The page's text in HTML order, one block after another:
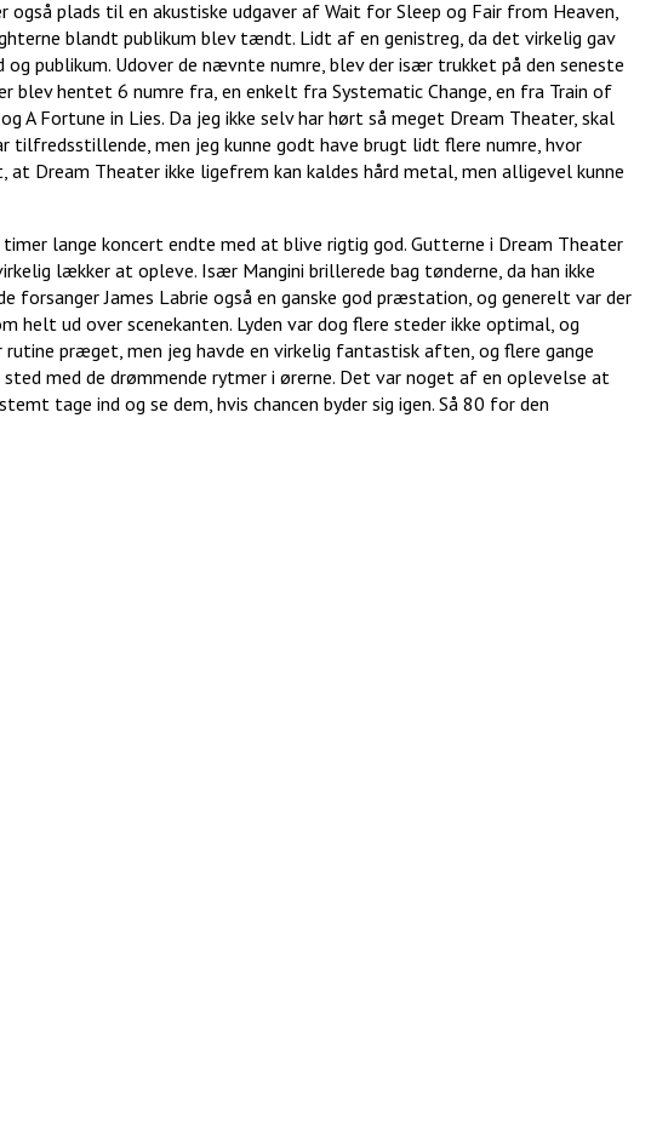
plads til en akustiske udgaver af Wait for Sleep og Fair from Heaven,
blandt publikum blev tændt. Lidt af en genistreg, da det virkelig gav
publikum. Udover de nævnte numre, blev der især trukket på den seneste
blev hentet 6 numre fra, en enkelt fra Systematic Change, en fra Train of
Fortune in Lies. Da jeg ikke selv har hørt så meget Dream Theater, skal
tilfredsstillende, men jeg kunne godt have brugt lidt flere numre, hvor
Dream Theater ikke ligefrem kan kaldes hård metal, men alligevel kunne
lange koncert endte med at blive rigtig god. Gutterne i Dream Theater
lækker at opleve. Især Mangini brillerede bag tønderne, da han ikke
forsanger James Labrie også en ganske god præstation, og generelt var der
helt ud over scenekanten. Lyden var dog flere steder ikke optimal, og
præget, men jeg havde en virkelig fantastisk aften, og flere gange
med de drømmende rytmer i ørerne. Det var noget af en oplevelse at
tage ind og se dem, hvis chancen byder sig igen. Så 80 for den